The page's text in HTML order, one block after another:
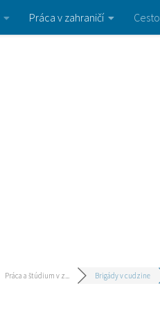
Práca v zahraničí
Práca a štúdium v z... Brigády v cudzine